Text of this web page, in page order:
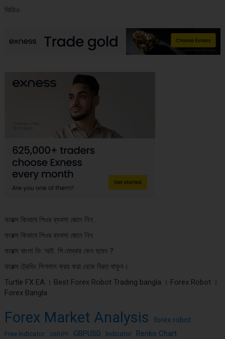
ভিডিও
ফরেক্স কিভাবে পিওর ব্যবসা জেনে নিন…
ফরেক্স কিভাবে পিওর ব্যবসা জেনে নিন.
ফরেক্স বাংলা ভি .আই. পি মেম্বার কেন হবেন ?
ফরেক্স ট্রেডিং সিগনাল ক্রয় করা থেকে বিরত থাকুন।
Turtle FX EA । Best Forex Robot Trading bangla । Forex Robot ।
Forex Bangla
Forex Market Analysis forex robot
Free Indicator GBPJPY GBPUSD Indicator Renko Chart